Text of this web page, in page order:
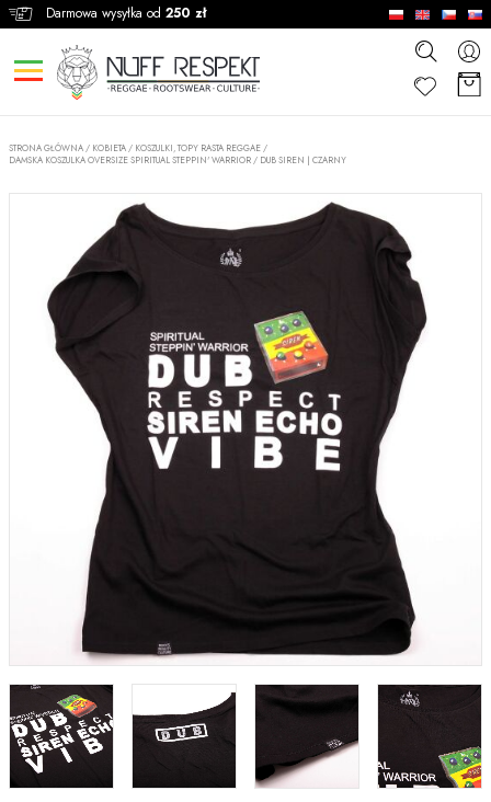
Darmowa wysyłka od 250 zł
STRONA GŁÓWNA / KOBIETA / KOSZULKI, TOPY RASTA REGGAE /
DAMSKA KOSZULKA OVERSIZE SPIRITUAL STEPPIN' WARRIOR / DUB SIREN | CZARNY